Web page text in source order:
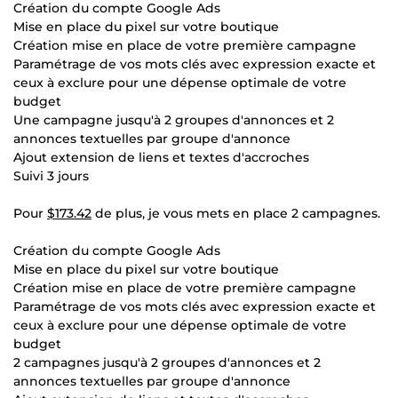
Création du compte Google Ads
Mise en place du pixel sur votre boutique
Création mise en place de votre première campagne
Paramétrage de vos mots clés avec expression exacte et
ceux à exclure pour une dépense optimale de votre
budget
Une campagne jusqu'à 2 groupes d'annonces et 2
annonces textuelles par groupe d'annonce
Ajout extension de liens et textes d'accroches
Suivi 3 jours
Pour $173.42 de plus, je vous mets en place 2 campagnes.
Création du compte Google Ads
Mise en place du pixel sur votre boutique
Création mise en place de votre première campagne
Paramétrage de vos mots clés avec expression exacte et
ceux à exclure pour une dépense optimale de votre
budget
2 campagnes jusqu'à 2 groupes d'annonces et 2
annonces textuelles par groupe d'annonce